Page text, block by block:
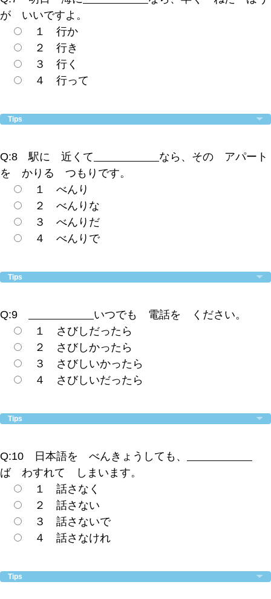
が いいですよ。
１ 行か
２ 行き
３ 行く
４ 行って
Tips
Q:8 駅に 近くて
なら、その アパート
を かりる つもりです。
１ べんり
２ べんりな
３ べんりだ
４ べんりで
Tips
Q:9
いつでも 電話を ください。
１ さびしだったら
２ さびしかったら
３ さびしいかったら
４ さびしいだったら
Tips
Q:10 日本語を べんきょうしても、
ば わすれて しまいます。
１ 話さなく
２ 話さない
３ 話さないで
４ 話さなけれ
Tips